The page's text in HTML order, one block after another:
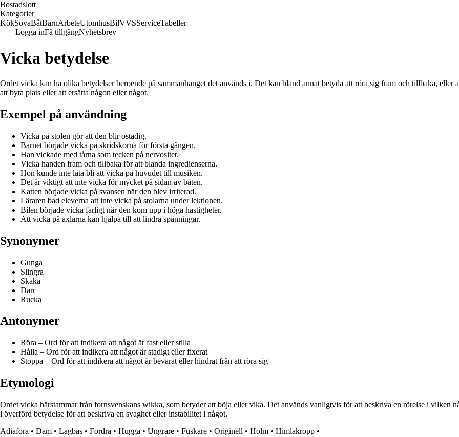
Bostadslott
Kategorier
KökSovaBåtBarnArbeteUtomhusBilVVSServiceTabeller
Logga inFå tillgångNyhetsbrev
Vicka betydelse
Ordet vicka kan ha olika betydelser beroende på sammanhanget det används i. Det kan bland annat betyda att röra sig fram och tillbaka,
att byta plats eller att ersätta någon eller något.
Exempel på användning
Vicka på stolen gör att den blir ostadig.
Barnet började vicka på skridskorna för första gången.
Han vickade med tårna som tecken på nervositet.
Vicka handen fram och tillbaka för att blanda ingredienserna.
Hon kunde inte låta bli att vicka på huvudet till musiken.
Det är viktigt att inte vicka för mycket på sidan av båten.
Katten började vicka på svansen när den blev irriterad.
Läraren bad eleverna att inte vicka på stolarna under lektionen.
Bilen började vicka farligt när den kom upp i höga hastigheter.
Att vicka på axlarna kan hjälpa till att lindra spänningar.
Synonymer
Gunga
Slingra
Skaka
Darr
Rucka
Antonymer
Röra – Ord för att indikera att något är fast eller stilla
Hålla – Ord för att indikera att något är stadigt eller fixerat
Stoppa – Ord för att indikera att något är bevarat eller hindrat från att röra sig
Etymologi
Ordet vicka härstammar från fornsvenskans wikka, som betyder att böja eller vika. Det används vanligtvis för att beskriva en rörelse i vilken
i överförd betydelse för att beskriva en svaghet eller instabilitet i något.
Adiafora • Dam • Lagbas • Fordra • Hugga • Ungrare • Fuskare • Originell • Holm • Himlakropp •